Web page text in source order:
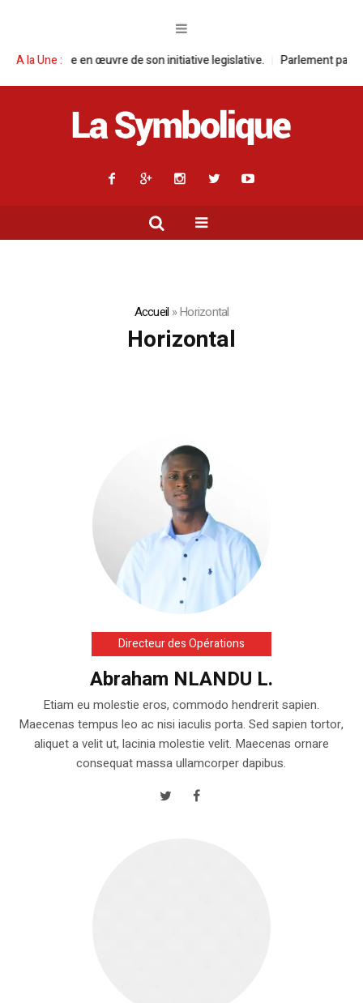
A la Une :
sa mise en œuvre de son initiative legislative. Parlement panafricain
Accueil »Horizontal
Horizontal
Directeur des Opérations
Abraham NLANDU L.
Etiam eu molestie eros, commodo hendrerit sapien.
Maecenas tempus leo ac nisi iaculis porta. Sed sapien tortor,
aliquet a velit ut, lacinia molestie velit. Maecenas ornare
consequat massa ullamcorper dapibus.